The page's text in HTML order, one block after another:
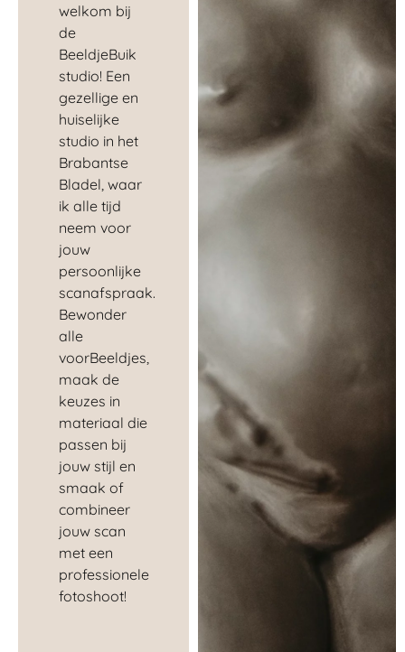
welkom bij
de
BeeldjeBuik
studio! Een
gezellige en
huiselijke
studio in het
Brabantse
Bladel, waar
ik alle tijd
neem voor
jouw
persoonlijke
scanafspraak.
Bewonder
alle
voorBeeldjes,
maak de
keuzes in
materiaal die
passen bij
jouw stijl en
smaak of
combineer
jouw scan
met een
professionele
fotoshoot!